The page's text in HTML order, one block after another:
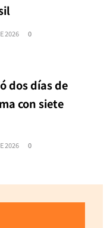
2026 0
dos días de
con siete
2026 0